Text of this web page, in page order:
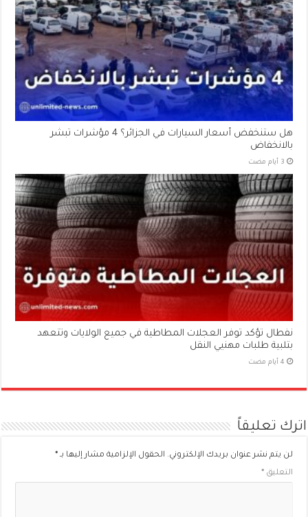
هل ستنخفض أسعار السيارات في الجزائر؟ 4 مؤشرات تبشر
بالانخفاض
نفطال تؤكد توفر العجلات المطاطية في جميع الولايات وتتعهد
بتلبية طلبات مهنيي النقل
اترك تعليقاً
لن يتم نشر عنوان بريدك الإلكتروني. الحقول الإلزامية مشار إليها بـ*
التعليق*